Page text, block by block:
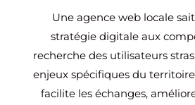
Une agence web locale
stratégie digitale aux
recherche des utilisateurs
enjeux spécifiques du
facilite les échanges,